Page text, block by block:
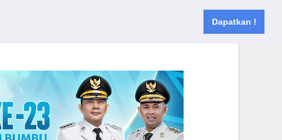
Dapatkan !
Kontak